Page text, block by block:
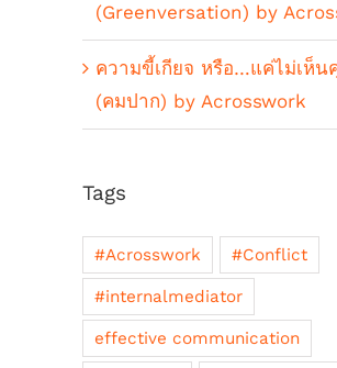
(Greenversation) by
ความขี้เกียจ หรือ…แค่ไม่เห็
(คมปาก) by Acrosswork
Tags
#Acrosswork #Conflict
#internalmediator
effective communication